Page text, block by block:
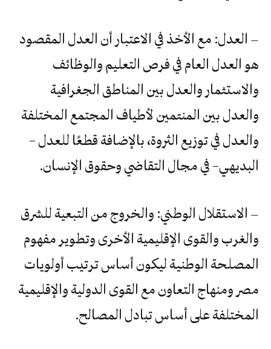
— العدل: مع الأخذ في الاعتبار أن العدل المقصود
هو العدل العام في فرص التعليم والوظائف
والاستثمار والعدل بين المناطق الجغرافية
والعدل بين المنتمين لأطياف المجتمع المختلفة
والعدل في توزيع الثروة، بالإضافة قطعًا للعدل –
البديهي– في مجال التقاضي وحقوق الإنسان.
— الاستقلال الوطني: والخروج من التبعية للشرق
والغرب والقوى الإقليمية الأخرى وتطوير مفهوم
المصلحة الوطنية ليكون أساس ترتيب أولويات
مصر ومنهاج التعاون مع القوى الدولية والإقليمية
المختلفة على أساس تبادل المصالح.